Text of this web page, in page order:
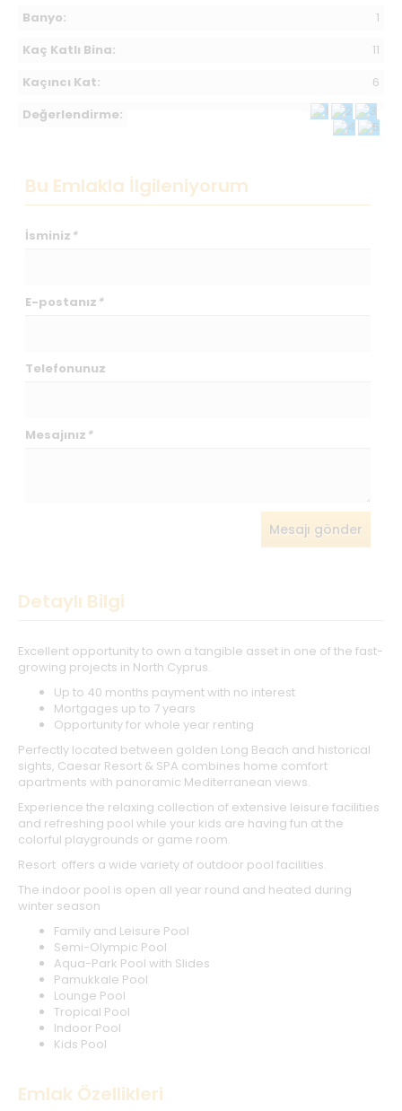
Banyo:
1
Kaç Katlı Bina:
11
Kaçıncı Kat:
6
Değerlendirme:
Bu Emlakla İlgileniyorum
İsminiz *
E-postanız *
Telefonunuz
Mesajınız *
Mesajı gönder
Detaylı Bilgi
Excellent opportunity to own a tangible asset in one of the fast-
growing projects in North Cyprus.
Up to 40 months payment with no interest
Mortgages up to 7 years
Opportunity for whole year renting
Perfectly located between golden Long Beach and historical
sights, Caesar Resort & SPA combines home comfort
apartments with panoramic Mediterranean views.
Experience the relaxing collection of extensive leisure facilities
and refreshing pool while your kids are having fun at the
colorful playgrounds or game room.
Resort offers a wide variety of outdoor pool facilities.
The indoor pool is open all year round and heated during
winter season
Family and Leisure Pool
Semi-Olympic Pool
Aqua-Park Pool with Slides
Pamukkale Pool
Lounge Pool
Tropical Pool
Indoor Pool
Kids Pool
Emlak Özellikleri